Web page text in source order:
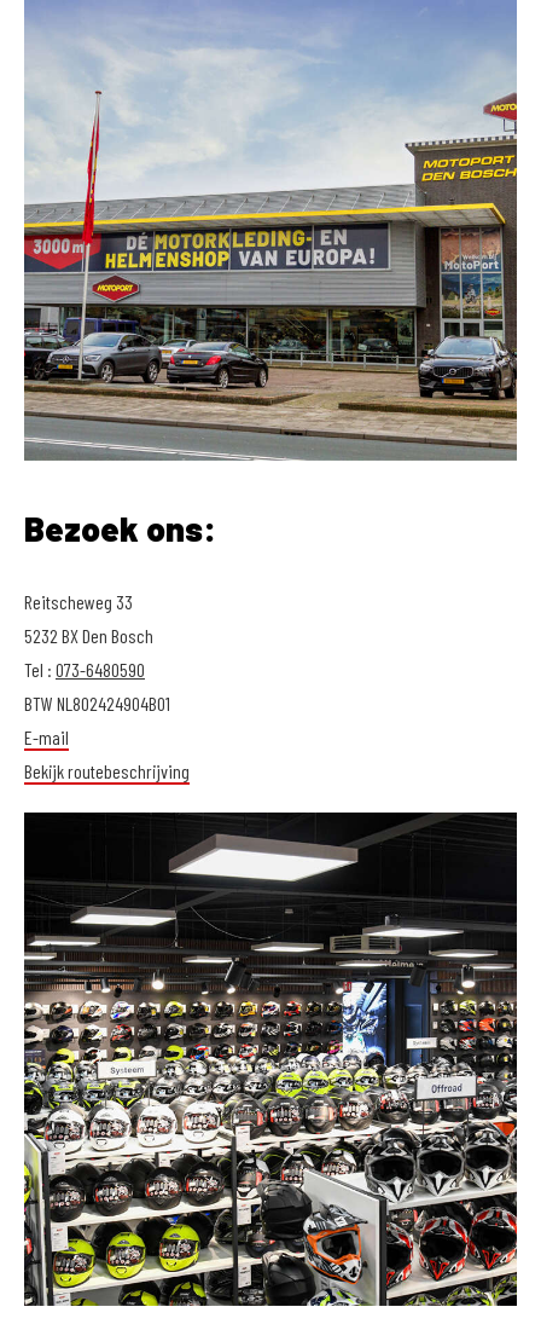
Bezoek ons:
Reitscheweg 33
5232 BX Den Bosch
Tel : 073-6480590
BTW NL802424904B01
E-mail
Bekijk routebeschrijving